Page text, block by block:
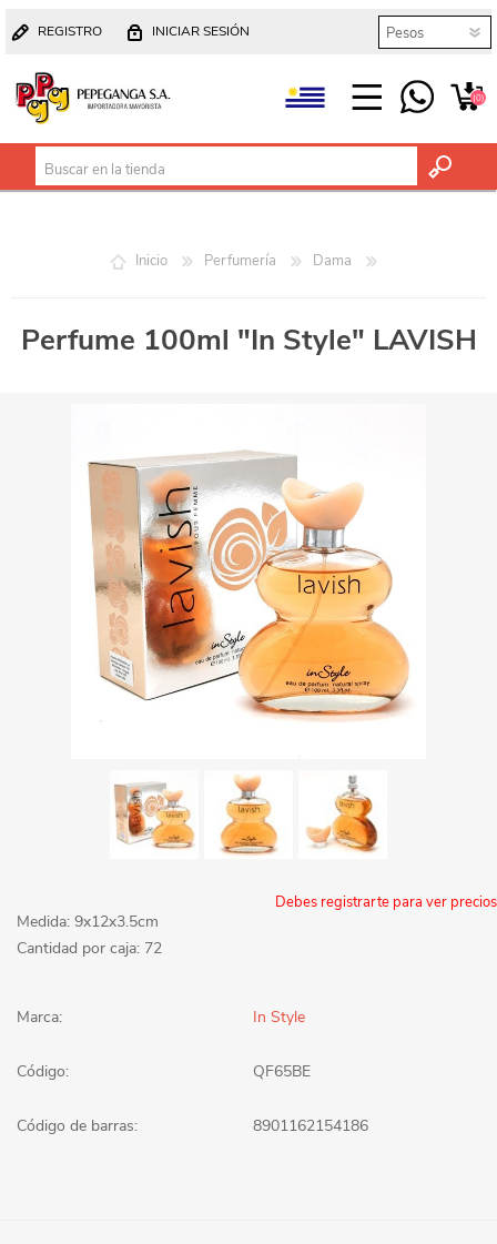
REGISTRO INICIAR SESIÓN
(0)
Inicio Perfumería Dama
Perfume 100ml "In Style" LAVISH
Debes registrarte para ver precios
Medida: 9x12x3.5cm
Cantidad por caja: 72
Marca: In Style
Código: QF65BE
Código de barras: 8901162154186